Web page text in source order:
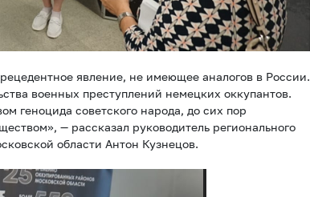
явление, не имеющее аналогов в России.
военных преступлений немецких оккупантов.
геноцида советского народа, до сих пор
— рассказал руководитель регионального
области Антон Кузнецов.